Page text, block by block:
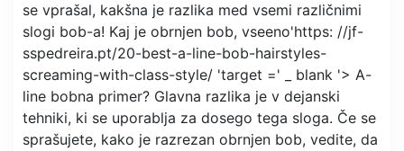
se vprašal, kakšna je razlika med vsemi različnimi
slogi bob-a! Kaj je obrnjen bob, vseeno'https: //jf-
sspedreira.pt/20-best-a-line-bob-hairstyles-
screaming-with-class-style/ 'target =' _ blank '> A-
line bobna primer? Glavna razlika je v dejanski
tehniki, ki se uporablja za dosego tega sloga. Če se
sprašujete, kako je razrezan obrnjen bob, vedite, da